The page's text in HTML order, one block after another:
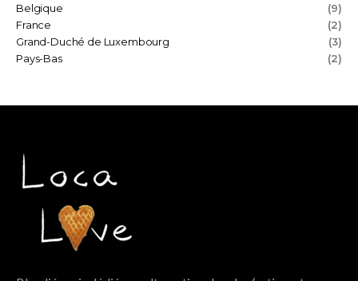
Belgique
(9)
France
(2)
Grand-Duché de Luxembourg
(3)
Pays-Bas
(2)